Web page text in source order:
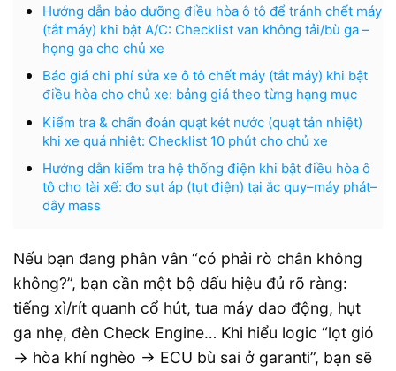
Hướng dẫn bảo dưỡng điều hòa ô tô để tránh chết máy
(tắt máy) khi bật A/C: Checklist van không tải/bù ga –
họng ga cho chủ xe
Báo giá chi phí sửa xe ô tô chết máy (tắt máy) khi bật
điều hòa cho chủ xe: bảng giá theo từng hạng mục
Kiểm tra & chẩn đoán quạt két nước (quạt tản nhiệt)
khi xe quá nhiệt: Checklist 10 phút cho chủ xe
Hướng dẫn kiểm tra hệ thống điện khi bật điều hòa ô
tô cho tài xế: đo sụt áp (tụt điện) tại ắc quy–máy phát–
dây mass
Nếu bạn đang phân vân “có phải rò chân không
không?”, bạn cần một bộ dấu hiệu đủ rõ ràng:
tiếng xì/rít quanh cổ hút, tua máy dao động, hụt
ga nhẹ, đèn Check Engine… Khi hiểu logic “lọt gió
→ hòa khí nghèo → ECU bù sai ở garanti”, bạn sẽ